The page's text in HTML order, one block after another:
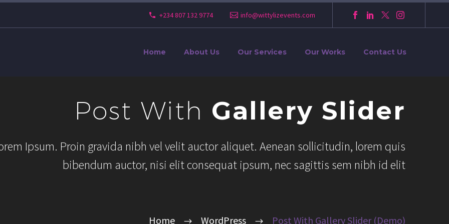
+234 807 132 9774 info@wittylizevents.com
Home About Us Our Services Our Works Contact Us
Post With Gallery Slider
Ipsum. Proin gravida nibh vel velit auctor aliquet. Aenean sollicitudin, lorem quis
bibendum auctor, nisi elit consequat ipsum, nec sagittis sem nibh id elit
Home WordPress Post With Gallery Slider (Demo)